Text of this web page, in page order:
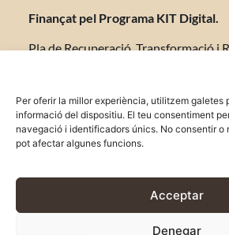
Per oferir la millor experiència, utilitzem galetes
informació del dispositiu. El teu consentiment
navegació i identificadors únics. No consentir o
pot afectar algunes funcions.
Acceptar
Denegar
Finançat pel Programa KIT Digital.
Pla de Recuperació, Transformació i
AVISO LEGAL
TÉRMINOS Y CONDICIONES